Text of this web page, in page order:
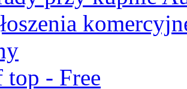
top - Free